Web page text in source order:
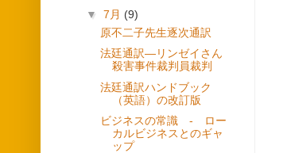
▼ 7月 (9)
原不二子先生逐次通訳
法廷通訳―リンゼイさん
殺害事件裁判員裁判
法廷通訳ハンドブック
（英語）の改訂版
ビジネスの常識 - ロー
カルビジネスとのギャ
ップ